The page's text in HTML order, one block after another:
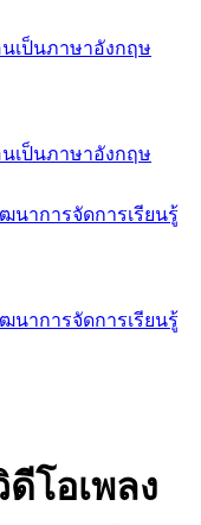
เป็นภาษาอังกฤษ
ฒนาการจัดการเรียนรู้
เป็นภาษาอังกฤษ
ฒนาการจัดการเรียนรู้
โอเพลง